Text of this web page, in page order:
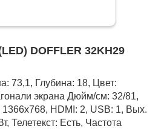
DOFFLER 32KH29
73,1, Глубина: 18, Цвет:
экрана Дюйм/см: 32/81,
HDMI: 2, USB: 1, Вых.
Телетекст: Есть, Частота